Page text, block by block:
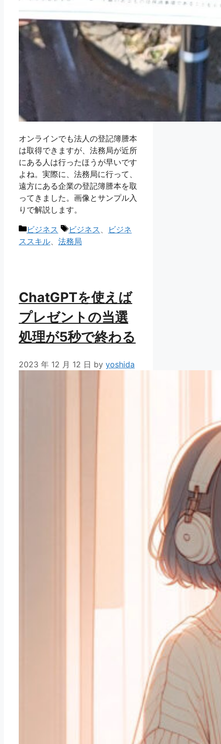
オンラインでも法人の登記簿謄本
は取得できますが、法務局が近所
にある人は行ったほうが早いです
よね。実際に、法務局に行って、
遠方にある企業の登記簿謄本を取
ってきました。画像とサンプル入
りで解説します。
カ
テ
ビジネス
タ
グ
ビジネス
ビジネ
ススキル
法務局
ChatGPTを使えば
プレゼントの当選
処理が5秒で終わる
2023 年 12 月 12 日 by yoshida